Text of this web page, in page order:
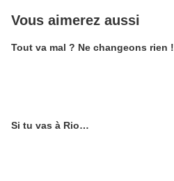
Vous aimerez aussi
Tout va mal ? Ne changeons rien !
Si tu vas à Rio…